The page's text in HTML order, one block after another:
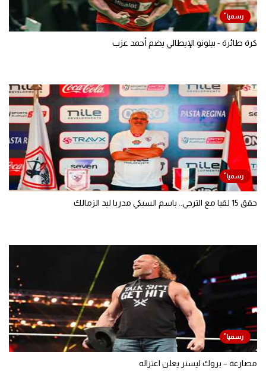
كرة طائرة - بيلونو الإيطالي يضم أحمد عزب
حقق 15 لقبا مع الترجي.. باسم السبكي مدربا ليد الزمالك
مصارعة – بروك ليسنر يعلن اعتزاله